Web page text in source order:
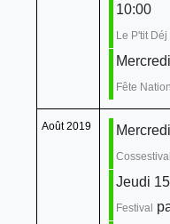
10:00
Le P'tit
Fête
Août 2019
Cossestival
Jeudi
Festival